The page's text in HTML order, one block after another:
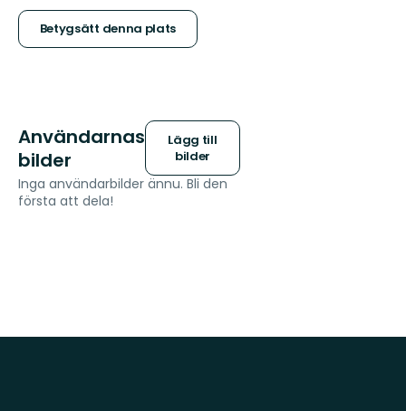
stjärnor
Betygsätt denna plats
Användarnas
bilder
Lägg till
bilder
Inga användarbilder ännu. Bli den
första att dela!